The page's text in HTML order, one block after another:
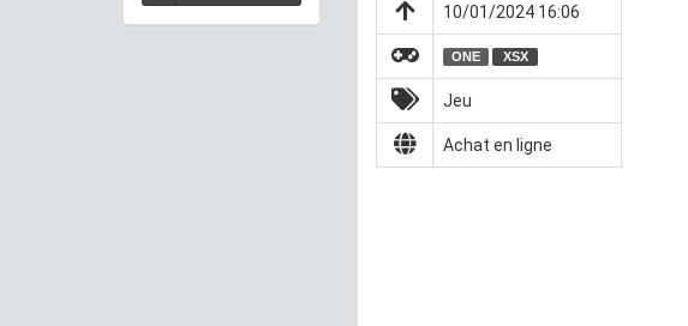
10/01/2024 16:06
ONE XSX
Jeu
Achat en ligne